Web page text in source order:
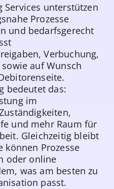
unterstützen
Prozesse
und bedarfsgerecht
Verbuchung,
auf Wunsch
bedeutet das:
im
und mehr Raum für
Gleichzeitig bleibt
können Prozesse
oder online
was am besten zu
passt.